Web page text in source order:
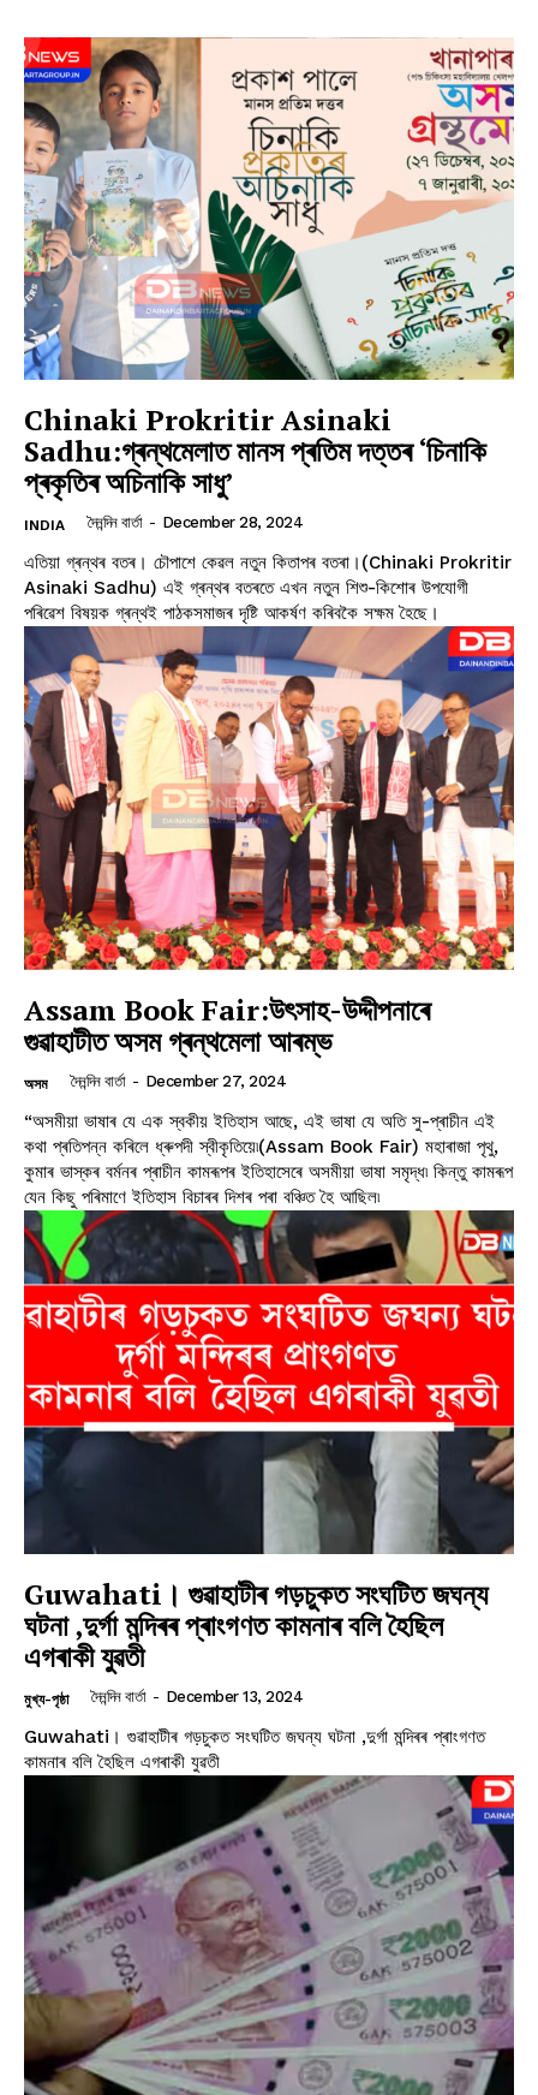
Chinaki Prokritir Asinaki
Sadhu:গ্ৰন্থমেলাত মানস প্ৰতিম দত্তৰ ‘চিনাকি
প্ৰকৃতিৰ অচিনাকি সাধু’
INDIA দৈনন্দিন বাৰ্তা - December 28, 2024
এতিয়া গ্ৰন্থৰ বতৰ। চৌপাশে কেৱল নতুন কিতাপৰ বতৰা।(Chinaki Prokritir
Asinaki Sadhu) এই গ্ৰন্থৰ বতৰতে এখন নতুন শিশু-কিশোৰ উপযোগী
পৰিৱেশ বিষয়ক গ্ৰন্থই পাঠকসমাজৰ দৃষ্টি আকৰ্ষণ কৰিবকৈ সক্ষম হৈছে।
Assam Book Fair:উৎসাহ-উদ্দীপনাৰে
গুৱাহাটীত অসম গ্ৰন্থমেলা আৰম্ভ
অসম দৈনন্দিন বাৰ্তা - December 27, 2024
“অসমীয়া ভাষাৰ যে এক স্বকীয় ইতিহাস আছে, এই ভাষা যে অতি সু-প্ৰাচীন এই
কথা প্ৰতিপন্ন কৰিলে ধ্ৰুপদী স্বীকৃতিয়ে৷(Assam Book Fair) মহাৰাজা পৃথু,
কুমাৰ ভাস্কৰ বৰ্মনৰ প্ৰাচীন কামৰূপৰ ইতিহাসেৰে অসমীয়া ভাষা সমৃদ্ধ৷ কিন্তু কামৰূপ
যেন কিছু পৰিমাণে ইতিহাস বিচাৰৰ দিশৰ পৰা বঞ্চিত হৈ আছিল৷
Guwahati। গুৱাহাটীৰ গড়চুকত সংঘটিত জঘন্য
ঘটনা ,দুৰ্গা মন্দিৰৰ প্ৰাংগণত কামনাৰ বলি হৈছিল
এগৰাকী যুৱতী
মুখ্য-পৃষ্ঠা দৈনন্দিন বাৰ্তা - December 13, 2024
Guwahati। গুৱাহাটীৰ গড়চুকত সংঘটিত জঘন্য ঘটনা ,দুৰ্গা মন্দিৰৰ প্ৰাংগণত
কামনাৰ বলি হৈছিল এগৰাকী যুৱতী